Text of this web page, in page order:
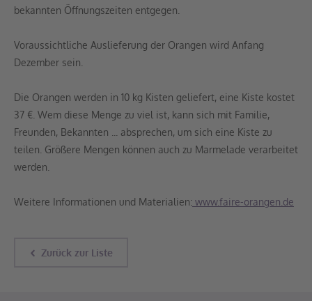
bekannten Öffnungszeiten entgegen.
Voraussichtliche Auslieferung der Orangen wird Anfang
Dezember sein.
Die Orangen werden in 10 kg Kisten geliefert, eine Kiste kostet
37 €. Wem diese Menge zu viel ist, kann sich mit Familie,
Freunden, Bekannten ... absprechen, um sich eine Kiste zu
teilen. Größere Mengen können auch zu Marmelade verarbeitet
werden.
Weitere Informationen und Materialien: www.faire-orangen.de
Zurück zur Liste